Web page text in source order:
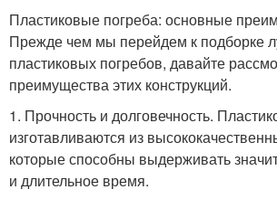
Пластиковые погреба: основные
Прежде чем мы перейдем к подборке
пластиковых погребов, давайте
преимущества этих конструкций.
1. Прочность и долговечность.
изготавливаются из
которые способны выдерживать
и длительное время.